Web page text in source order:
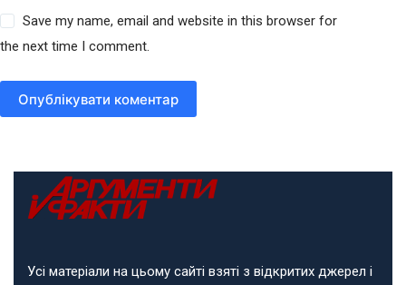
Save my name, email and website in this browser for
the next time I comment.
Опублікувати коментар
Усі матеріали на цьому сайті взяті з відкритих джерел і